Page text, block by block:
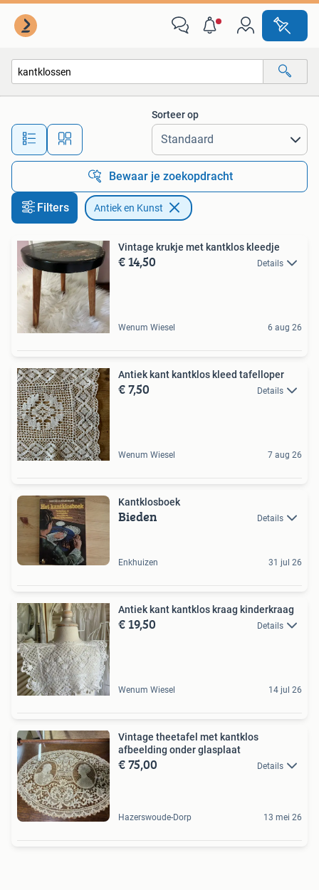
Alle afstanden…
Sorteer op
Bewaar je zoekopdracht
Filters Antiek en Kunst
Vintage krukje met kantklos kleedje
€ 14,50 Details
Wenum Wiesel 6 aug 26
Antiek kant kantklos kleed tafelloper
€ 7,50 Details
Wenum Wiesel 7 aug 26
Kantklosboek
Bieden Details
Enkhuizen 31 jul 26
Antiek kant kantklos kraag kinderkraag
€ 19,50 Details
Wenum Wiesel 14 jul 26
Vintage theetafel met kantklos
afbeelding onder glasplaat
€ 75,00 Details
Hazerswoude-Dorp 13 mei 26